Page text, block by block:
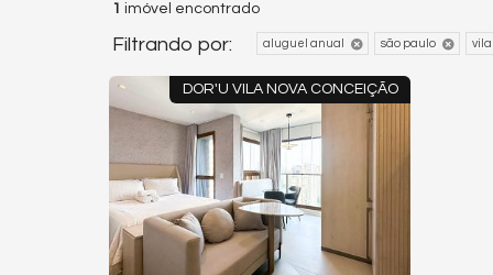
1 imóvel encontrado
Filtrando por: aluguel anual são paulo vila
DOR'U VILA NOVA CONCEIÇÃO